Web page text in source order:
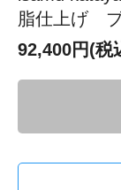
脂仕上げ ブ
92,400円(税